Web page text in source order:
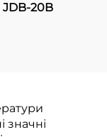
JDB-20B
значні